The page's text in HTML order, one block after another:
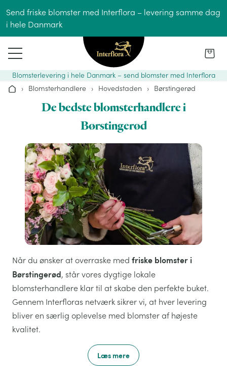
Send friske blomster med Interflora – levering samme dag
i hele Danmark
Blomsterlevering i hele Danmark – send blomster med Interflora
Hjem› Blomsterhandlere › Hovedstaden › Børstingerød
De bedste blomsterhandlere i
Børstingerød
Når du ønsker at overraske med friske blomster i
Børstingerød, står vores dygtige lokale
blomsterhandlere klar til at skabe den perfekte buket.
Gennem Interfloras netværk sikrer vi, at hver levering
bliver en særlig oplevelse med blomster af højeste
kvalitet.
Læs mere